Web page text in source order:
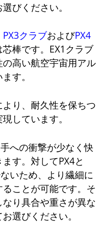
びください。
PX3クラブおよびPX4
棒です。EX1クラブ
高い航空宇宙用アル
す。
り、耐久性を保ちつ
しています。
への衝撃が少なく快
す。対してPX4と
いため、より繊細に
ことが可能です。そ
り具合や重さが異な
選びください。